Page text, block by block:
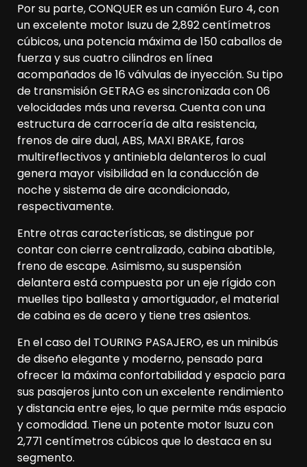
Por su parte, CONQUER es un camión Euro 4, con
un excelente motor Isuzu de 2,892 centímetros
cúbicos, una potencia máxima de 150 caballos de
fuerza y sus cuatro cilindros en línea
acompañados de 16 válvulas de inyección. Su tipo
de transmisión GETRAG es sincronizada con 06
velocidades más una reversa. Cuenta con una
estructura de carrocería de alta resistencia,
frenos de aire dual, ABS, MAXI BRAKE, faros
multireflectivos y antiniebla delanteros lo cual
genera mayor visibilidad en la conducción de
noche y sistema de aire acondicionado,
respectivamente.
Entre otras características, se distingue por
contar con cierre centralizado, cabina abatible,
freno de escape. Asimismo, su suspensión
delantera está compuesta por un eje rígido con
muelles tipo ballesta y amortiguador, el material
de cabina es de acero y tiene tres asientos.
En el caso del TOURING PASAJERO, es un minibús
de diseño elegante y moderno, pensado para
ofrecer la máxima confortabilidad y espacio para
sus pasajeros junto con un excelente rendimiento
y distancia entre ejes, lo que permite más espacio
y comodidad. Tiene un potente motor Isuzu con
2,771 centímetros cúbicos que lo destaca en su
segmento.